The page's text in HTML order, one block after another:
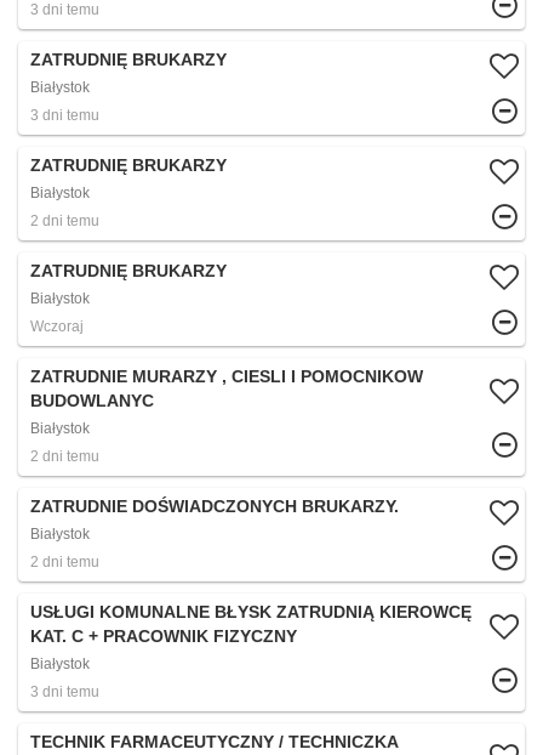
3 dni temu
ZATRUDNIĘ BRUKARZY
Białystok
3 dni temu
ZATRUDNIĘ BRUKARZY
Białystok
2 dni temu
ZATRUDNIĘ BRUKARZY
Białystok
Wczoraj
ZATRUDNIE MURARZY , CIESLI I POMOCNIKOW
BUDOWLANYC
Białystok
2 dni temu
ZATRUDNIE DOŚWIADCZONYCH BRUKARZY.
Białystok
2 dni temu
USŁUGI KOMUNALNE BŁYSK ZATRUDNIĄ KIEROWCĘ
KAT. C + PRACOWNIK FIZYCZNY
Białystok
3 dni temu
TECHNIK FARMACEUTYCZNY / TECHNICZKA